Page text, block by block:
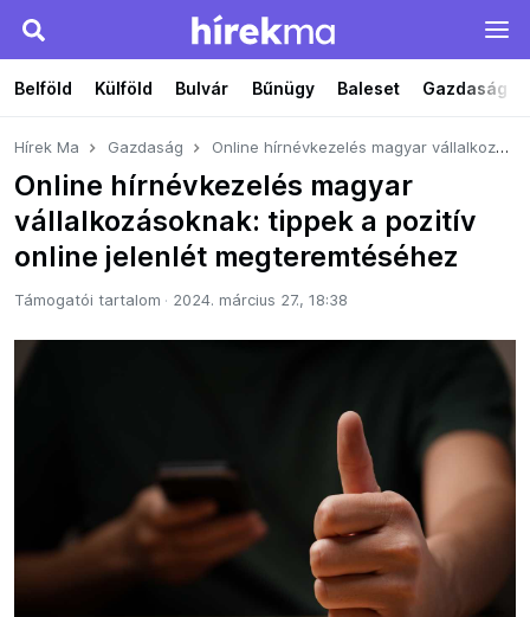
Belföld Külföld Bulvár Bűnügy Baleset Gazdaság
Hírek Ma Gazdaság Online hírnévkezelés magyar vállalkozásoknak: tippek a pozitív online jelenlét megteremtéséhez
Online hírnévkezelés magyar
vállalkozásoknak: tippek a pozitív
online jelenlét megteremtéséhez
Támogatói tartalom 2024. március 27., 18:38